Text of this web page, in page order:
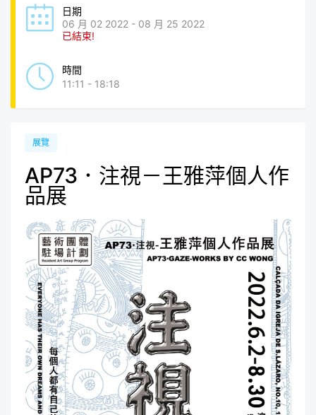
日期
06 月 02 2022 - 08 月 25 2022
已結束!
時間
11:11 - 18:18
展覽
AP73．注視－王雅萍個人作
品展